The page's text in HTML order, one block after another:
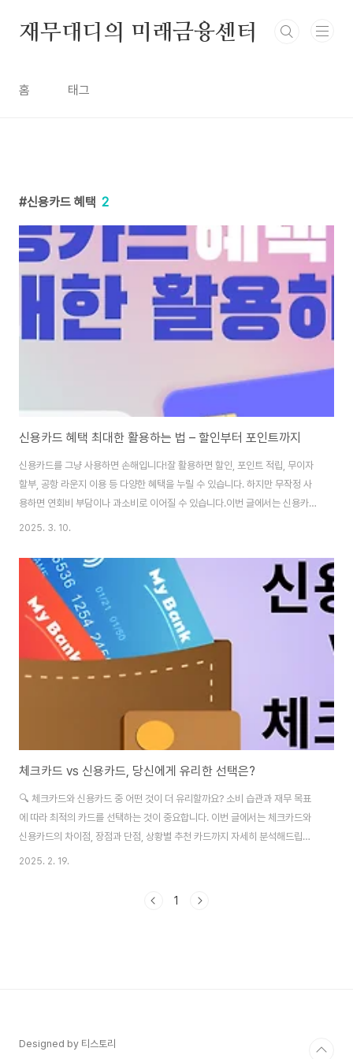
재무대디의 미래금융센터
홈 태그
신용카드 혜택 2
신용카드 혜택 최대한 활용하는 법 – 할인부터 포인트까지
신용카드를 그냥 사용하면 손해입니다!잘 활용하면 할인, 포인트 적립, 무이자
할부, 공항 라운지 이용 등 다양한 혜택을 누릴 수 있습니다. 하지만 무작정 사
용하면 연회비 부담이나 과소비로 이어질 수 있습니다.이번 글에서는 신용카드
혜택을 최대한 활용하는 법을 소개합니다. 📌 이 글에서 다루는 내용:✅ 나에
용✅ 공항 라운지, 여행 혜택까지!1. 소비 패턴에 맞는 카드 선택하기소비 패턴
에 맞지 않는 카드는 혜택이 적습니다. 본인의 소비 성향을 분석한 후 적합한 카
드를 선택하세요.💳 소비 유형별 추천 카드소비 유형추천 카드 예시대형 마트
이마트·롯데마트 할인 카드온라인 쇼핑네이버페이·쿠팡 적립 카드해외 결제해
외 수수료 면제 카드주유..
2025. 3. 10.
체크카드 vs 신용카드, 당신에게 유리한 선택은?
🔍 체크카드와 신용카드 중 어떤 것이 더 유리할까요? 소비 습관과 재무 목표
에 따라 최적의 카드를 선택하는 것이 중요합니다. 이번 글에서는 체크카드와
신용카드의 차이점, 장점과 단점, 상황별 추천 카드까지 자세히 분석해드립니
다. ✅ 체크카드 vs 신용카드, 차이점 비교구분체크카드신용카드결제 방식사
2025. 2. 19.
1
Designed by 티스토리